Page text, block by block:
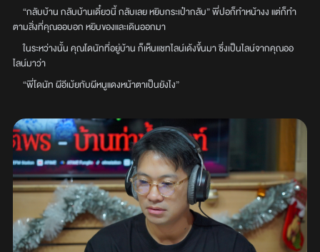
“กลับบ้าน กลับบ้านเดี๋ยวนี้ กลับเลย หยิบกระเป๋ากลับ” พี่ปอก็ทำหน้างง แต่ก็ทำ
ตามสิ่งที่คุณออบอก หยิบของและเดินออกมา
ในระหว่างนั้น คุณโดนัทที่อยู่บ้าน ก็เห็นแชทไลน์เด้งขึ้นมา ซึ่งเป็นไลน์จากคุณออ
ไลน์มาว่า
“พี่โดนัท ผีอีเม้ยกับผีหนูแดงหน้าตาเป็นยังไง”